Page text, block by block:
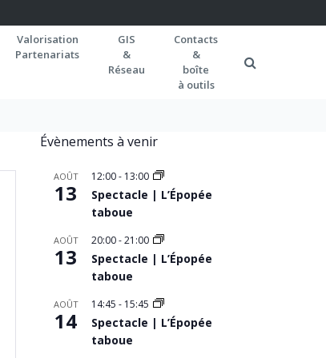
Valorisation
Partenariats
GIS
&
Réseau
Contacts
&
boîte
à outils
Évènements à venir
AOÛT
13
12:00- 13:00
Spectacle | L’Épopée
taboue
AOÛT
13
20:00-21:00
Spectacle | L’Épopée
taboue
AOÛT
14
14:45 - 15:45
Spectacle | L’Épopée
taboue